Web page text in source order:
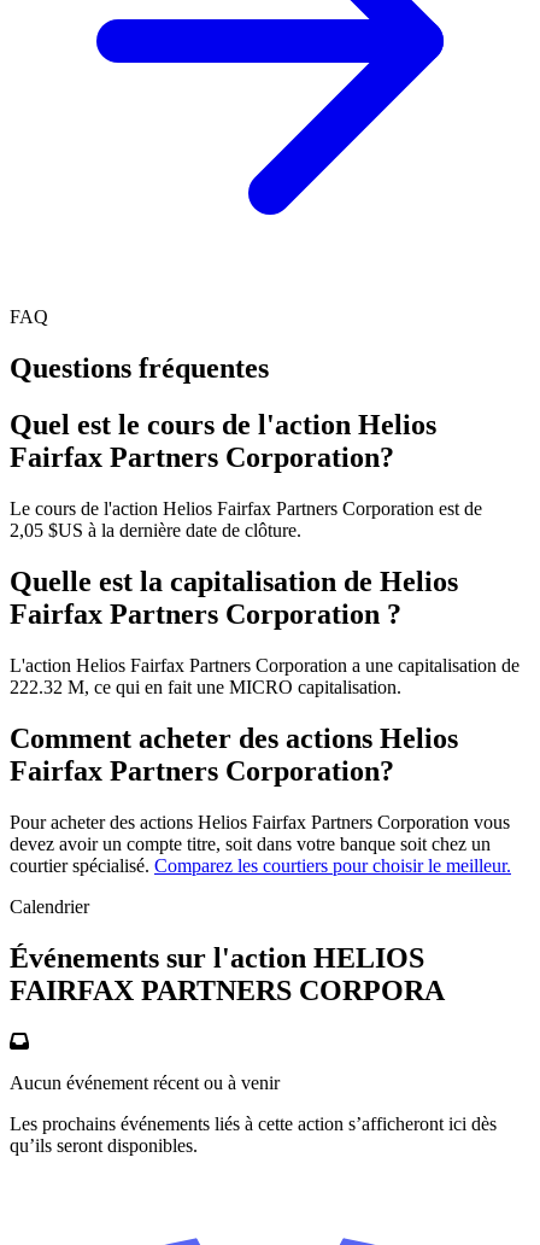
FAQ
Questions fréquentes
Quel est le cours de l'action Helios
Fairfax Partners Corporation?
Le cours de l'action Helios Fairfax Partners Corporation est de
2,05 $US à la dernière date de clôture.
Quelle est la capitalisation de Helios
Fairfax Partners Corporation ?
L'action Helios Fairfax Partners Corporation a une capitalisation de
222.32 M, ce qui en fait une MICRO capitalisation.
Comment acheter des actions Helios
Fairfax Partners Corporation?
Pour acheter des actions Helios Fairfax Partners Corporation vous
devez avoir un compte titre, soit dans votre banque soit chez un
courtier spécialisé. Comparez les courtiers pour choisir le meilleur.
Calendrier
Événements sur l'action HELIOS
FAIRFAX PARTNERS CORPORA
Aucun événement récent ou à venir
Les prochains événements liés à cette action s’afficheront ici dès
qu’ils seront disponibles.